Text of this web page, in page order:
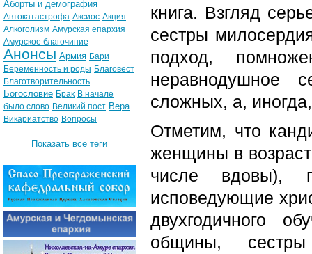
книга. Взгляд
сестры
подход,
неравнодушное
сложных, а,
Отметим, что
женщины в
числе вдовы),
исповедующие
двухгодичного
общины,
Аборты и демография
Автокатастрофа Аксиос Акция
Алкоголизм Амурская епархия
Амурское благочиние
Анонсы Армия Бари
Беременность и роды Благовест
Благотворительность
Богословие Брак В начале
было слово Великий пост Вера
Викариатство Вопросы
Показать все теги